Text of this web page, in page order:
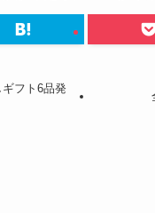
フト6品発